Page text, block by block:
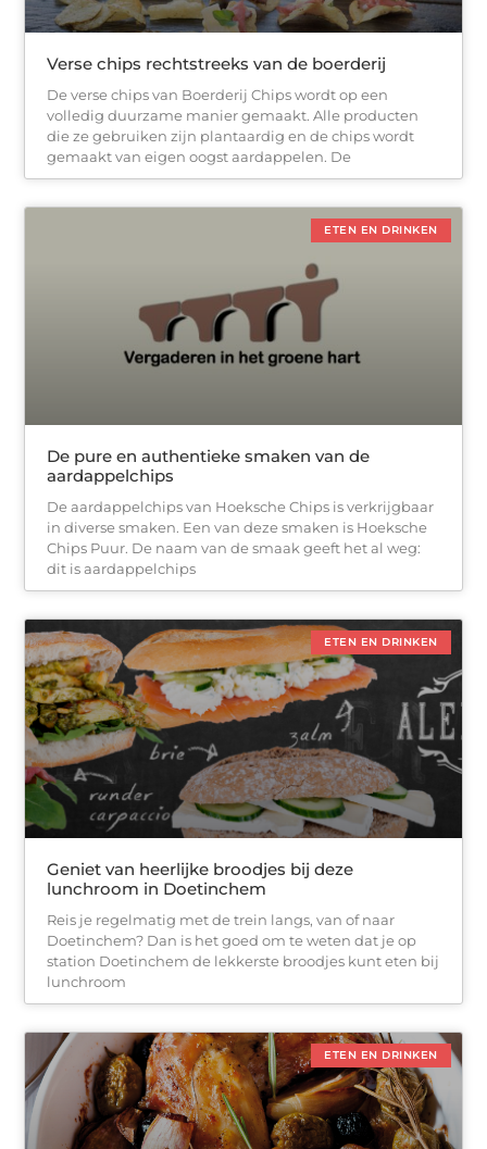
Verse chips rechtstreeks van de boerderij
De verse chips van Boerderij Chips wordt op een
volledig duurzame manier gemaakt. Alle producten
die ze gebruiken zijn plantaardig en de chips wordt
gemaakt van eigen oogst aardappelen. De
ETEN EN DRINKEN
De pure en authentieke smaken van de
aardappelchips
De aardappelchips van Hoeksche Chips is verkrijgbaar
in diverse smaken. Een van deze smaken is Hoeksche
Chips Puur. De naam van de smaak geeft het al weg:
dit is aardappelchips
ETEN EN DRINKEN
Geniet van heerlijke broodjes bij deze
lunchroom in Doetinchem
Reis je regelmatig met de trein langs, van of naar
Doetinchem? Dan is het goed om te weten dat je op
station Doetinchem de lekkerste broodjes kunt eten bij
lunchroom
ETEN EN DRINKEN